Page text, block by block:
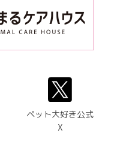
ペット大好き公式
X